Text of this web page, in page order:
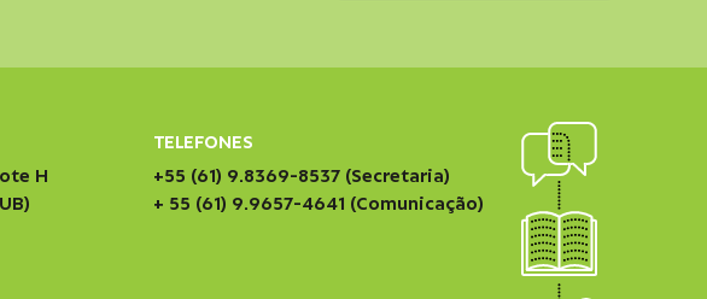
H
TELEFONES
+55 (61) 9.8369-8537 (Secretaria)
+ 55 (61) 9.9657-4641 (Comunicação)